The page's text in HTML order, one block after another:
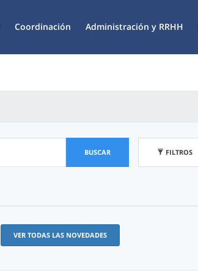
Coordinación Administración y RRHH
BUSCAR FILTROS
VER TODAS LAS NOVEDADES